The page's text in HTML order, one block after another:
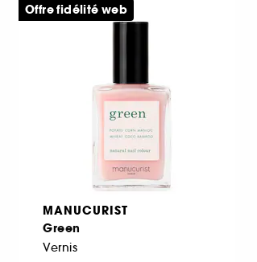
MANUCURIST
Green
Vernis
Offre fidélité web